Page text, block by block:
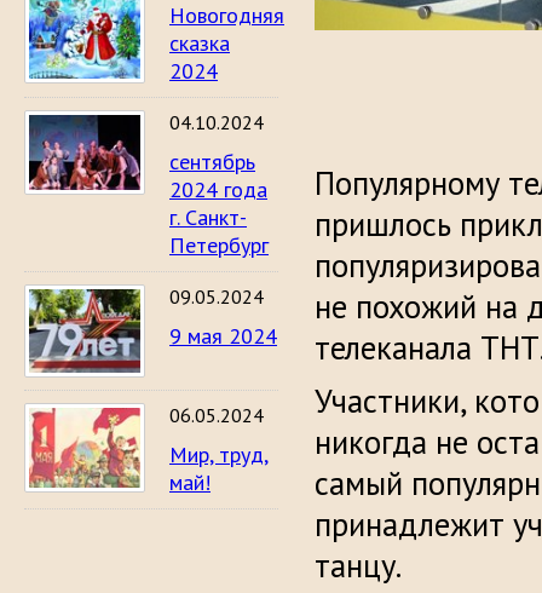
Новогодняя
сказка
2024
04.10.2024
сентябрь
2024 года
г. Санкт-
Петербург
09.05.2024
9 мая 2024
06.05.2024
Мир, труд,
май!
Популярному
пришлось
не похожий на
телеканала
Участники,
никогда не
самый
принадлежит
танцу.